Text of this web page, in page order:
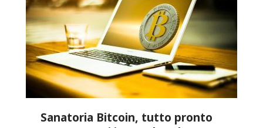
Sanatoria Bitcoin, tutto pronto